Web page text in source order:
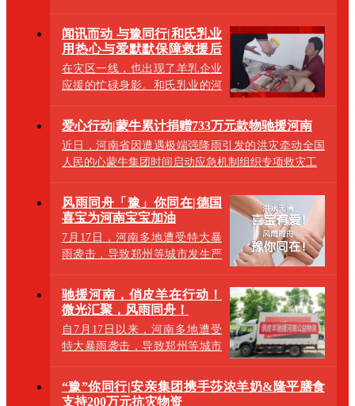
闻讯而动 与豫同行|和氏乳业
用热心与爱默默保障救援后
勤工作
在灾区一线，也出现了羊乳企业
应援的忙碌身影。和氏乳业的河
贸，积极
爱心行动|蒙牛累计捐赠733万元款物驰援河南
近日，河南省因遭遇极端强降雨引发的洪灾牵动全国
人民的心蒙牛集团时间启动应急机制组织专项救灾工
风雨同舟「豫」你同在|德国
喜宝为河南宝宝加油
7月17日，河南多地遭受特大暴
雨袭击，导致郑州等城市发生严
失，救援和灾
驰援河南，俏皮羊在行动！
微光汇聚，风雨同舟！
自7月17日以来，河南多地遭受
特大暴雨袭击，导致郑州等城市
重大损失，救
“豫”你同行|安亲‬集团‭携手莎浓羊奶&隆平膳食
支持‬200万元抗灾‭物资